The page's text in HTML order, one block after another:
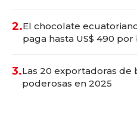
2.El chocolate
paga hasta US$ 490 por
3.Las 20 exportadoras de
poderosas en 2025